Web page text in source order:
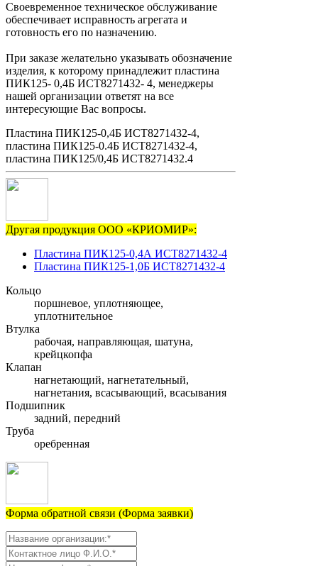
Своевременное техническое обслуживание
обеспечивает исправность агрегата и
готовность его по назначению.
При заказе желательно указывать обозначение
изделия, к которому принадлежит пластина
ПИК125- 0,4Б ИСТ8271432- 4, менеджеры
нашей организации ответят на все
интересующие Вас вопросы.
Пластина ПИК125-0,4Б ИСТ8271432-4,
пластина ПИК125-0.4Б ИСТ8271432-4,
пластина ПИК125/0,4Б ИСТ8271432.4
Другая продукция ООО «КРИОМИР»:
Пластина ПИК125-0,4А ИСТ8271432-4
Пластина ПИК125-1,0Б ИСТ8271432-4
Кольцо
поршневое, уплотняющее,
уплотнительное
Втулка
рабочая, направляющая, шатуна,
крейцкопфа
Клапан
нагнетающий, нагнетательный,
нагнетания, всасывающий, всасывания
Подшипник
задний, передний
Труба
оребренная
Форма обратной связи (Форма заявки)